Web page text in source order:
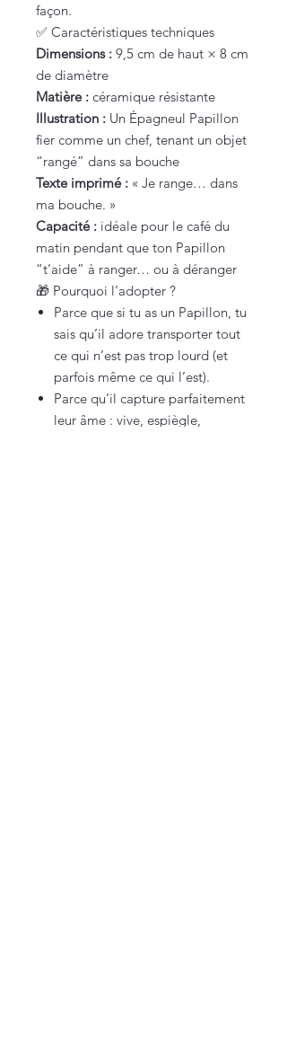
façon.
✅ Caractéristiques techniques
Dimensions : 9,5 cm de haut × 8 cm
de diamètre
Matière : céramique résistante
Illustration : Un Épagneul Papillon
fier comme un chef, tenant un objet
“rangé” dans sa bouche
Texte imprimé : « Je range… dans
ma bouche. »
Capacité : idéale pour le café du
matin pendant que ton Papillon
“t’aide” à ranger… ou à déranger
🎁 Pourquoi l’adopter ?
Parce que si tu as un Papillon, tu
sais qu’il adore transporter tout
ce qui n’est pas trop lourd (et
parfois même ce qui l’est).
Parce qu’il capture parfaitement
leur âme : vive, espiègle,